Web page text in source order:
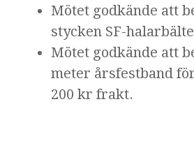
Mötet godkände att
stycken SF-
Mötet godkände att
meter årsfestband
200 kr frakt.